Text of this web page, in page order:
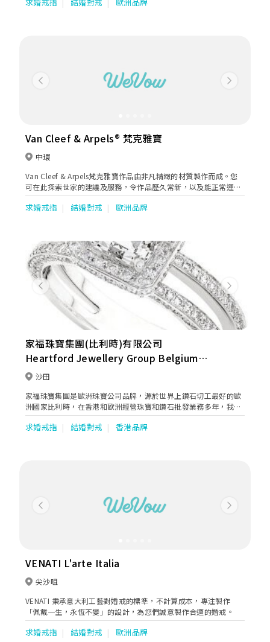
helping them find the diamond that is unique to them.
Previous Next
Van Cleef & Arpels® 梵克雅寶
中環
Van Cleef & Arpels梵克雅寶作品由非凡精緻的材質製作而成。您
可在此探索世家的建議及服務，令作品歷久常新，以及能正常運
作。
求婚戒指 結婚對戒 歐洲品牌
Previous Next
家福珠寶集團(比利時)有限公司
Heartford Jewellery Group Belgium
Limited
沙田
家福珠寶集團是歐洲珠寶公司品牌，源於世界上鑽石切工最好的歐
洲國家比利時，在香港和歐洲經營珠寶和鑽石批發業務多年，我們
的產品暢銷歐美亞各國珠寶商，我們出眾的產品設計和工藝細膩的
高品質珠寶得到世界各地珠寶商和顧客的一致好評，是行業內最有
求婚戒指 結婚對戒 香港品牌
Previous Next
VENATI L'arte Italia
尖沙咀
VENATI 秉承意大利工藝對婚戒的標準，不計算成本，專注製作
「佩戴一生，永恆不變」的設計，為您們誠意製作合適的婚戒。
求婚戒指 結婚對戒 歐洲品牌